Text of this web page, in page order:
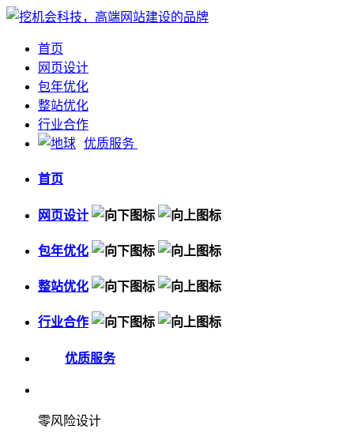
首页
网页设计
包年优化
整站优化
行业合作
优质服务
首页
网页设计
包年优化
整站优化
行业合作
优质服务
零风险设计